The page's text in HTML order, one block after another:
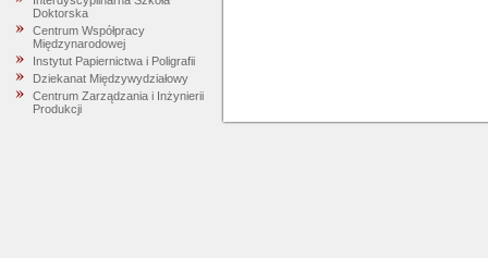
Doktorska
Centrum Współpracy
Międzynarodowej
Instytut Papiernictwa i Poligrafii
Dziekanat Międzywydziałowy
Centrum Zarządzania i Inżynierii
Produkcji